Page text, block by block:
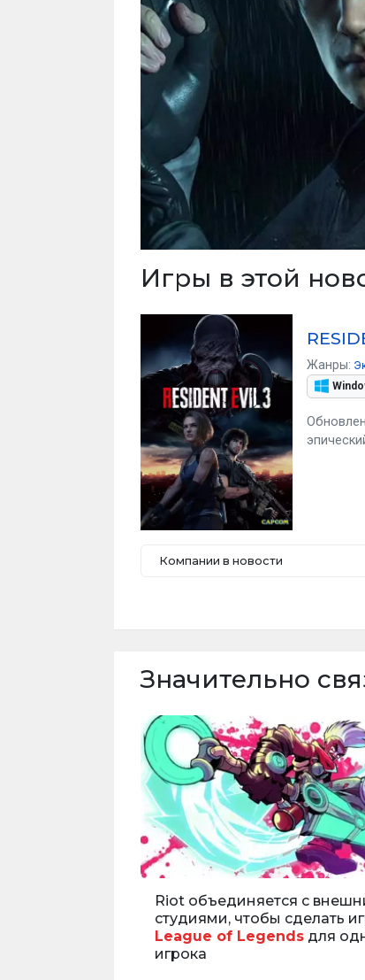
Игры в этой
Жанры:
Компании в новости
Значительно
Riot объединяется с
студиями, чтобы сделать
League of Legends для
игрока